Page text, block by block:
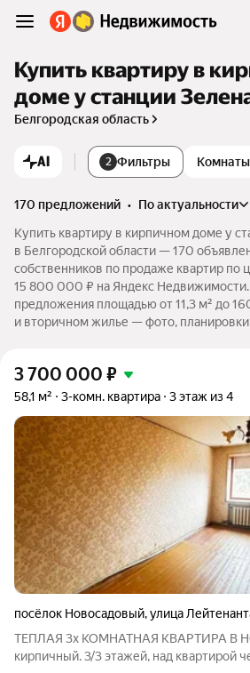
Купить квартиру в
доме у станции
Белгородская область
AI 2 Фильтры Комнаты
170 предложений •
по актуальности
Купить квартиру в кирпичном доме у
в Белгородской области — 170
собственников по продаже квартир по
15 800 000 ₽ на Яндекс Недвижимости.
предложения площадью от 11,3 м² до
и вторичном жилье — фото, планировки
3 700 000 ₽
58,1 м² 3-комн. квартира 3 этаж из 4
посёлок Новосадовый,улица
ТЕПЛАЯ 3х КОМНАТНАЯ КВАРТИРА В
кирпичный. 3/3 этажей, над квартирой